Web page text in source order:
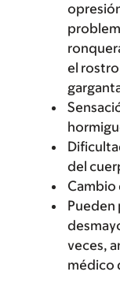
el
del
Cambio
Pueden
veces,
médico